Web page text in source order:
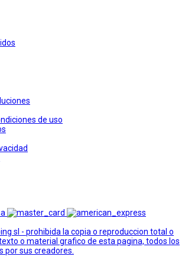
de uso
sl - prohibida la copia o reproduccion total o
o material grafico de esta pagina, todos los
por sus creadores.